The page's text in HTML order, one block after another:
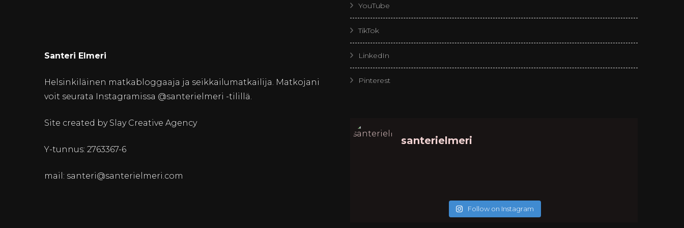
Santeri Elmeri
Helsinkiläinen matkabloggaaja ja seikkailumatkailija. Matkojani
voit seurata Instagramissa @santerielmeri -tilillä.
Site created by Slay Creative Agency
Y-tunnus: 2763367-6
mail: santeri@santerielmeri.com
YouTube
TikTok
LinkedIn
Pinterest
santerielmeri
Follow on Instagram